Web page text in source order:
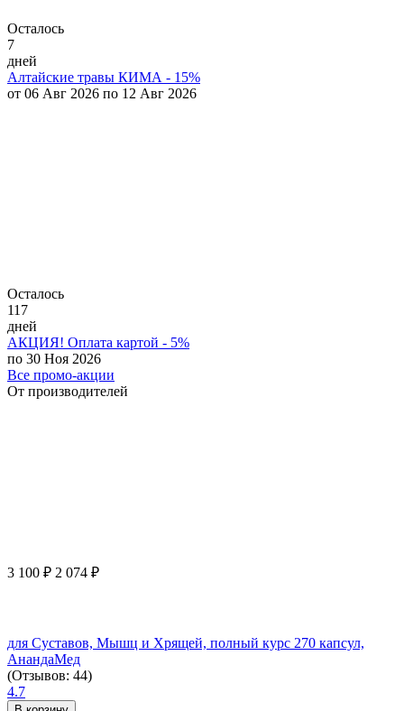
Осталось
7
дней
Алтайские травы КИМА - 15%
от 06 Авг 2026 по 12 Авг 2026
Осталось
117
дней
АКЦИЯ! Оплата картой - 5%
по 30 Ноя 2026
Все промо-акции
От производителей
3 100 ₽ 2 074 ₽
для Суставов, Мышц и Хрящей, полный курс 270 капсул,
АнандаМед
(Отзывов: 44)
4.7